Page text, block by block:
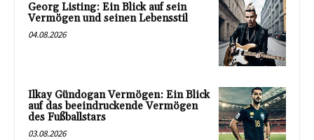
Georg Listing: Ein Blick auf sein
Vermögen und seinen Lebensstil
04.08.2026
Ilkay Gündogan Vermögen: Ein Blick
auf das beeindruckende Vermögen
des Fußballstars
03.08.2026